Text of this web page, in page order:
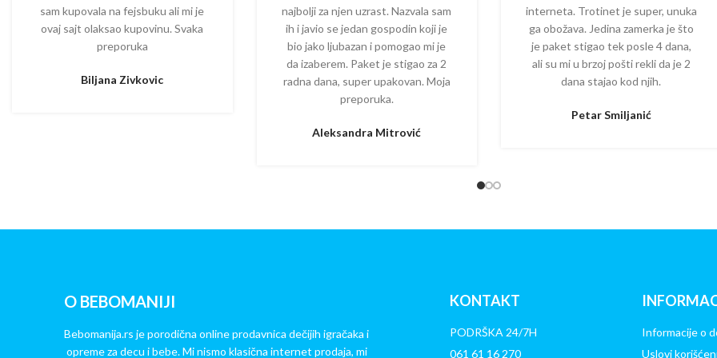
sam kupovala na fejsbuku ali mi je
ovaj sajt olaksao kupovinu. Svaka
preporuka
Biljana Zivkovic
najbolji za njen uzrast. Nazvala sam
ih i javio se jedan gospodin koji je
bio jako ljubazan i pomogao mi je
da izaberem. Paket je stigao za 2
radna dana, super upakovan. Moja
preporuka.
Aleksandra Mitrović
interneta. Trotinet je super, unuka
ga obožava. Jedina zamerka je što
je paket stigao tek posle 4 dana,
ali su mi u brzoj pošti rekli da je 2
dana stajao kod njih.
Petar Smiljanić
O BEBOMANIJI
Bebomanija.rs je porodična online prodavnica dečijih igračaka i
opreme za decu i bebe. Mi nismo klasična internet prodaja, mi
KONTAKT
PODRŠKA 24/7H
061 61 16 270
Informacije o
Uslovi